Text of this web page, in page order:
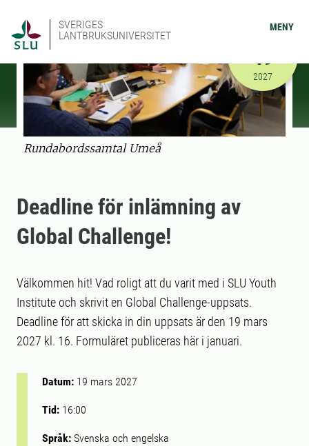
SVERIGES
LANTBRUKSUNIVERSITET
MENY
Rundabordssamtal Umeå
2027-03-
19
2027
Deadline för inlämning av
Global Challenge!
Välkommen hit! Vad roligt att du varit med i SLU Youth
Institute och skrivit en Global Challenge-uppsats.
Deadline för att skicka in din uppsats är den 19 mars
2027 kl. 16. Formuläret publiceras här i januari.
Datum: 19 mars 2027
Tid: 16:00
Språk: Svenska och engelska